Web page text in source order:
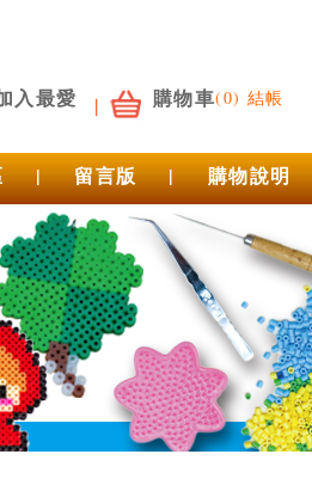
入最愛 購物車(0) 結帳
| 留言版 | 購物說明